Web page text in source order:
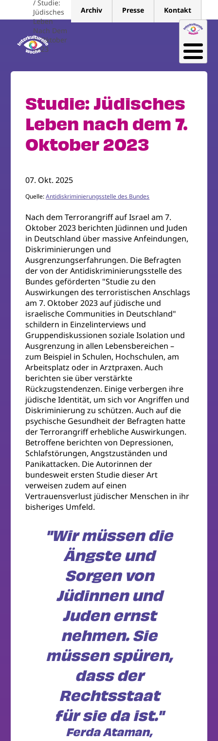
Studie:
Jüdisches
Leben
Nach Dem
7. Oktober
2023
Archiv Presse Kontakt
Studie: Jüdisches
Leben nach dem 7.
Oktober 2023
07. Okt. 2025
Quelle:Antidiskriminierungsstelle des Bundes
Nach dem Terrorangriff auf Israel am 7.
Oktober 2023 berichten Jüdinnen und Juden
in Deutschland über massive Anfeindungen,
Diskriminierungen und
Ausgrenzungserfahrungen. Die Befragten
der von der Antidiskriminierungsstelle des
Bundes geförderten "Studie zu den
Auswirkungen des terroristischen Anschlags
am 7. Oktober 2023 auf jüdische und
israelische Communities in Deutschland"
schildern in Einzelinterviews und
Gruppendiskussionen soziale Isolation und
Ausgrenzung in allen Lebensbereichen –
zum Beispiel in Schulen, Hochschulen, am
Arbeitsplatz oder in Arztpraxen. Auch
berichten sie über verstärkte
Rückzugstendenzen. Einige verbergen ihre
jüdische Identität, um sich vor Angriffen und
Diskriminierung zu schützen. Auch auf die
psychische Gesundheit der Befragten hatte
der Terrorangriff erhebliche Auswirkungen.
Betroffene berichten von Depressionen,
Schlafstörungen, Angstzuständen und
Panikattacken. Die Autorinnen der
bundesweit ersten Studie dieser Art
verweisen zudem auf einen
Vertrauensverlust jüdischer Menschen in ihr
bisheriges Umfeld.
"Wir müssen die
Ängste und
Sorgen von
Jüdinnen und
Juden ernst
nehmen. Sie
müssen spüren,
dass der
Rechtsstaat
für sie da ist."
Ferda Ataman,